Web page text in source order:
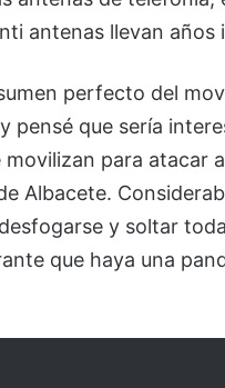
antenas llevan años
perfecto del
pensé que sería
para atacar
Albacete.
y soltar
que haya una